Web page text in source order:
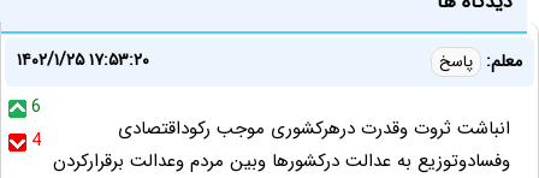
معلم: پاسخ
۱۴۰۲/۱/۲۵ ۱۷:۵۳:۲۰
6
4
انباشت ثروت وقدرت درهرکشوری موجب رکوداقتصادی
وفسادوتوزیع به عدالت درکشورها وبین مردم وعدالت برقرارکردن